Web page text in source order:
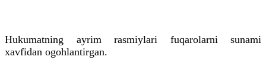
Hukumatning ayrim rasmiylari fuqarolarni sunami
xavfidan ogohlantirgan.